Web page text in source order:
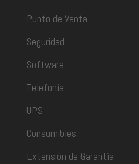
Punto de Venta
Seguridad
Software
Telefonía
UPS
Consumibles
Extensión de Garantía